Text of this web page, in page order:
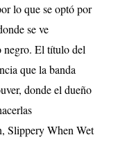
lo que se optó por
se ve
negro. El título del
que la banda
donde el dueño
Slippery When Wet